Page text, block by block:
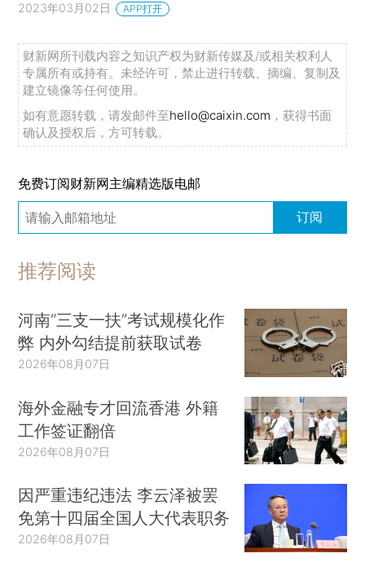
2023年03月02日 APP打开
财新网所刊载内容之知识产权为财新传媒及/或相关权利人
专属所有或持有。未经许可，禁止进行转载、摘编、复制及
建立镜像等任何使用。
如有意愿转载，请发邮件至hello@caixin.com ，获得书面
确认及授权后，方可转载。
免费订阅财新网主编精选版电邮
订阅
推荐阅读
河南“三支一扶”考试规模化作
弊 内外勾结提前获取试卷
2026年08月07日
海外金融专才回流香港 外籍
工作签证翻倍
2026年08月07日
因严重违纪违法 李云泽被罢
免第十四届全国人大代表职务
2026年08月07日